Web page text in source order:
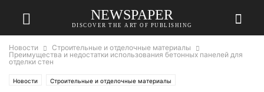
NEWSPAPER
DISCOVER THE ART OF PUBLISHING
Новости
Строительные и отделочные материалы
Преимущества и недостатки использования бетонных панелей для
отделки стен
Новости Строительные и отделочные материалы